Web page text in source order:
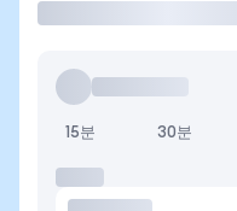
15분 30분